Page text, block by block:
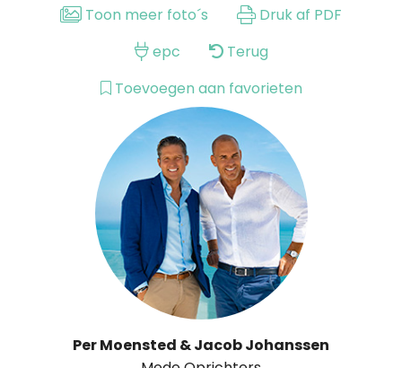
Toon meer foto´s
Druk af PDF
epc
Terug
Toevoegen aan favorieten
Per Moensted & Jacob Johanssen